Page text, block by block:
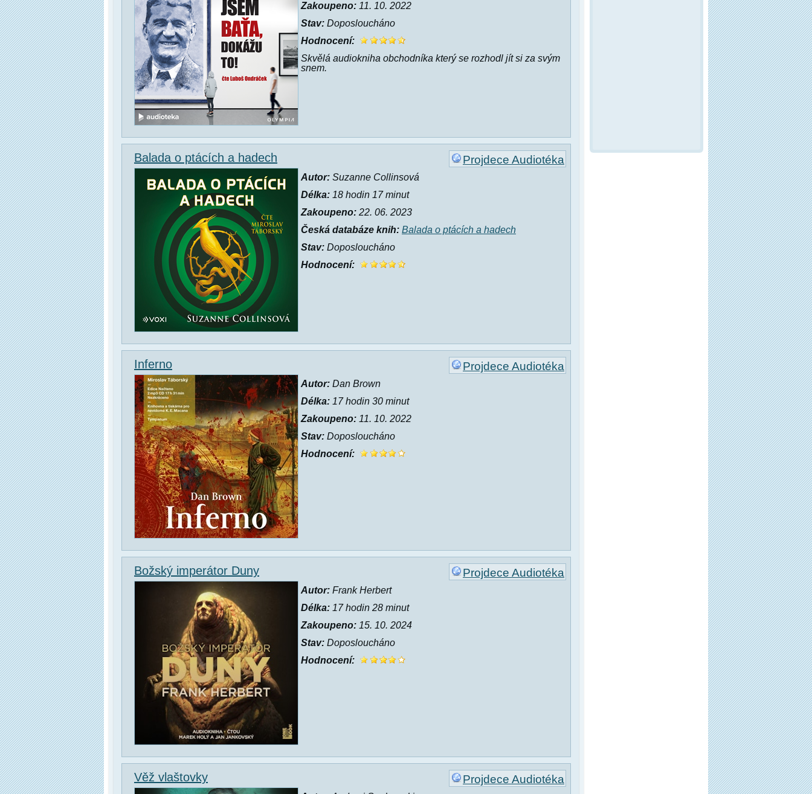
Zakoupeno: 11. 10. 2022
Stav: Doposloucháno
Hodnocení:
Skvělá audiokniha obchodníka který se rozhodl jít si za svým
snem.
Projdece Audiotéka
Balada o ptácích a hadech
Autor: Suzanne Collinsová
Délka: 18 hodin 17 minut
Zakoupeno: 22. 06. 2023
Česká databáze knih: Balada o ptácích a hadech
Stav: Doposloucháno
Hodnocení:
Projdece Audiotéka
Inferno
Autor: Dan Brown
Délka: 17 hodin 30 minut
Zakoupeno: 11. 10. 2022
Stav: Doposloucháno
Hodnocení:
Projdece Audiotéka
Božský imperátor Duny
Autor: Frank Herbert
Délka: 17 hodin 28 minut
Zakoupeno: 15. 10. 2024
Stav: Doposloucháno
Hodnocení:
Projdece Audiotéka
Věž vlaštovky